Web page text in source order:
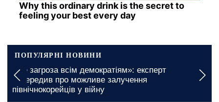
Why this ordinary drink is the secret to
feeling your best every day
ПОПУЛЯРНІ НОВИНИ
Безкоштовні продукти для ВПО та пенсіонерів у
Миколаївській області: яким чином можна
отримати бажану підтримку